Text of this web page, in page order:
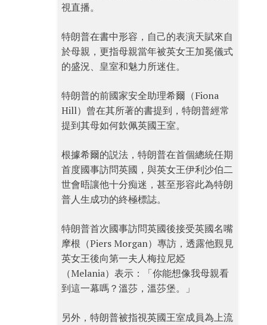
視直播。
特朗普在書中形容，自己的表演天賦來自
於母親，更指母親當年被英女王加冕儀式
的盛況、皇室和魅力所迷住。
特朗普的前國家安全助理希爾（Fiona
Hill）曾在其所著的書提到，特朗普經常
提到其母如何欽佩英國王室。
根據希爾的説法，特朗普在首個總統任期
首度國事訪問英國，與英女王伊利沙伯二
世會晤讓他十分痴迷，甚至形容此為特朗
普人生成功的終極標誌。
特朗普首次國事訪問英國後接受英國名嘴
摩根（Piers Morgan）專訪，透露他覲見
英女王後向第一夫人梅拉尼婭
（Melania）表示：「你能想像我母親看
到這一幕嗎？溫莎，溫莎堡。」
另外，特朗普被指視英國王室成員為上流